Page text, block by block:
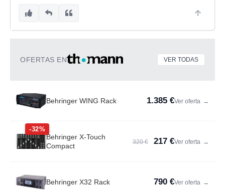
OFERTAS EN VER TODAS
Behringer WING Rack 1.385 €Ver oferta →
-32%
Behringer X-Touch
Compact
320 € 217 €Ver oferta →
Behringer X32 Rack 790 €Ver oferta →